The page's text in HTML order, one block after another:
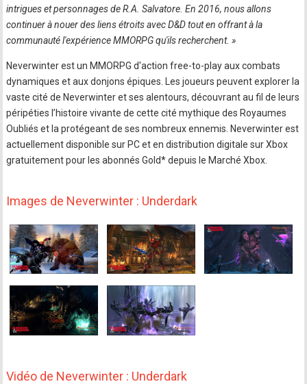
intrigues et personnages de R.A. Salvatore. En 2016, nous allons
continuer à nouer des liens étroits avec D&D tout en offrant à la
communauté l'expérience MMORPG qu'ils recherchent. »
Neverwinter est un MMORPG d'action free-to-play aux combats
dynamiques et aux donjons épiques. Les joueurs peuvent explorer la
vaste cité de Neverwinter et ses alentours, découvrant au fil de leurs
péripéties l’histoire vivante de cette cité mythique des Royaumes
Oubliés et la protégeant de ses nombreux ennemis. Neverwinter est
actuellement disponible sur PC et en distribution digitale sur Xbox
gratuitement pour les abonnés Gold* depuis le Marché Xbox.
Images de Neverwinter : Underdark
Vidéo de Neverwinter : Underdark